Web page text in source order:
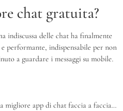
chat gratuita?
indiscussa delle chat ha finalmente
performante, indispensabile per non
a guardare i messaggi su mobile.
migliore app di chat faccia a faccia…